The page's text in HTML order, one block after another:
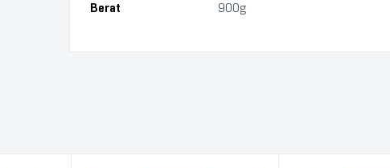
Berat 900g